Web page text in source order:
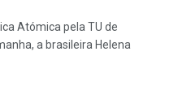
Atómica pela TU de
a brasileira Helena